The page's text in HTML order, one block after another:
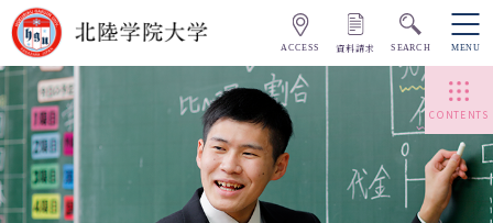
ACCESS 資料請求 SEARCH MENU
CONTENTS